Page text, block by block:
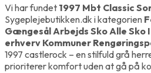
Vi har fundet 1997 Mbt Classic
Sygeplejebutikken.dk i kategorien
Gængesål Arbejds Sko Alle Sko
erhverv Kommuner
1997 castlerock – en stilfuld grå
prioriterer komfort uden at gå på